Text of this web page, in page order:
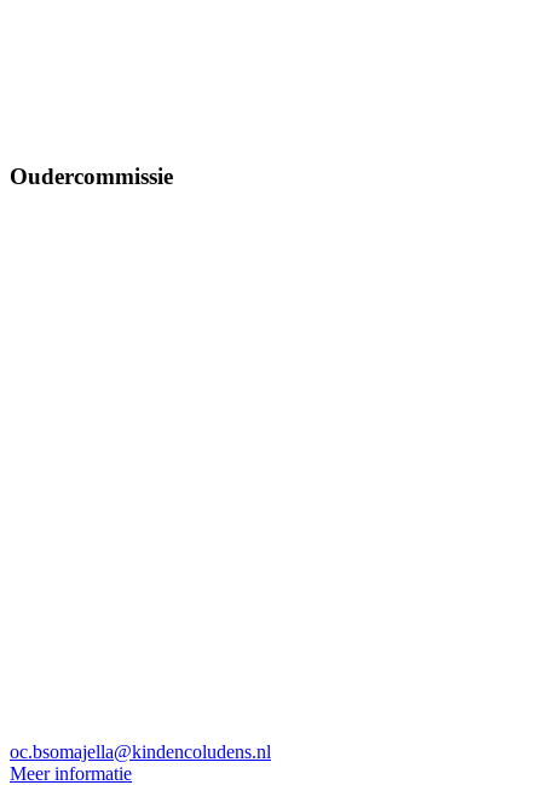
Oudercommissie
oc.bsomajella@kindencoludens.nl
Meer informatie